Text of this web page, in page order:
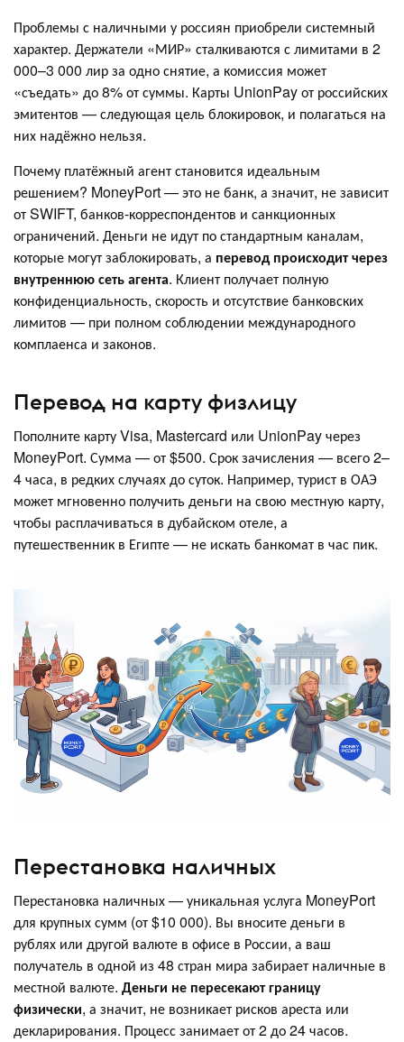
Проблемы с наличными у россиян приобрели системный
характер. Держатели «МИР» сталкиваются с лимитами в 2
000–3 000 лир за одно снятие, а комиссия может
«съедать» до 8% от суммы. Карты UnionPay от российских
эмитентов — следующая цель блокировок, и полагаться на
них надёжно нельзя.
Почему платёжный агент становится идеальным
решением? MoneyPort — это не банк, а значит, не зависит
от SWIFT, банков-корреспондентов и санкционных
ограничений. Деньги не идут по стандартным каналам,
которые могут заблокировать, а перевод происходит через
внутреннюю сеть агента. Клиент получает полную
конфиденциальность, скорость и отсутствие банковских
лимитов — при полном соблюдении международного
комплаенса и законов.
Перевод на карту физлицу
Пополните карту Visa, Mastercard или UnionPay через
MoneyPort. Сумма — от $500. Срок зачисления — всего 2–
4 часа, в редких случаях до суток. Например, турист в ОАЭ
может мгновенно получить деньги на свою местную карту,
чтобы расплачиваться в дубайском отеле, а
путешественник в Египте — не искать банкомат в час пик.
Перестановка наличных
Перестановка наличных — уникальная услуга MoneyPort
для крупных сумм (от $10 000). Вы вносите деньги в
рублях или другой валюте в офисе в России, а ваш
получатель в одной из 48 стран мира забирает наличные в
местной валюте. Деньги не пересекают границу
физически, а значит, не возникает рисков ареста или
декларирования. Процесс занимает от 2 до 24 часов.